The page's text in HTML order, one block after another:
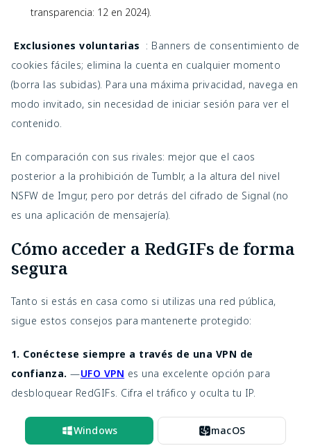
transparencia: 12 en 2024).
Exclusiones voluntarias : Banners de consentimiento de
cookies fáciles; elimina la cuenta en cualquier momento
(borra las subidas). Para una máxima privacidad, navega en
modo invitado, sin necesidad de iniciar sesión para ver el
contenido.
En comparación con sus rivales: mejor que el caos
posterior a la prohibición de Tumblr, a la altura del nivel
NSFW de Imgur, pero por detrás del cifrado de Signal (no
es una aplicación de mensajería).
Cómo acceder a RedGIFs de forma
segura
Tanto si estás en casa como si utilizas una red pública,
sigue estos consejos para mantenerte protegido:
1. Conéctese siempre a través de una VPN de
confianza.—UFO VPN es una excelente opción para
desbloquear RedGIFs. Cifra el tráfico y oculta tu IP.
Windows macOS